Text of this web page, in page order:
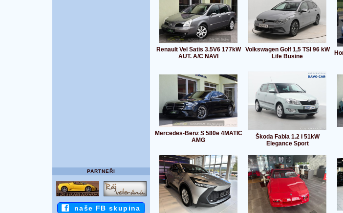
PARTNEŘI
naše FB skupina
Renault Vel Satis 3.5V6 177kW
AUT. A/C NAVI
Volkswagen Golf 1,5 TSI 96 kW
Life Busine
Mercedes-Benz S 580e 4MATIC
AMG
Škoda Fabia 1.2 i 51kW
Elegance Sport